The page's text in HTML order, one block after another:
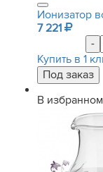
Ионизатор
7 221
-
Купить в 1
В избранном